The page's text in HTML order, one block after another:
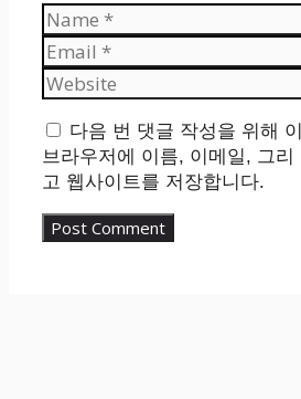
Name
Email
Website
다음 번 댓글 작성을 위해 이
브라우저에 이름, 이메일, 그리
고 웹사이트를 저장합니다.